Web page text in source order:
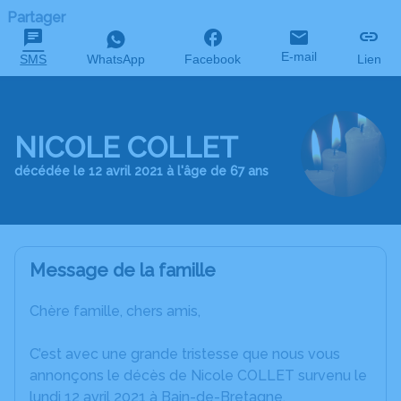
Partager
SMS WhatsApp Facebook E-mail Lien
NICOLE COLLET
décédée le 12 avril 2021 à l'âge de 67 ans
Message de la famille
Chère famille, chers amis,
C’est avec une grande tristesse que nous vous
annonçons le décès de Nicole COLLET survenu le
lundi 12 avril 2021 à Bain-de-Bretagne.